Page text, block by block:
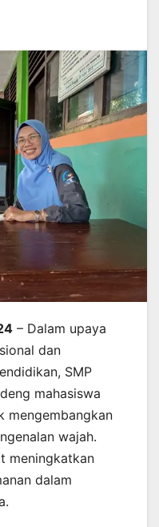
– Dalam upaya
dan
SMP
mahasiswa
mengembangkan
wajah.
meningkatkan
dalam